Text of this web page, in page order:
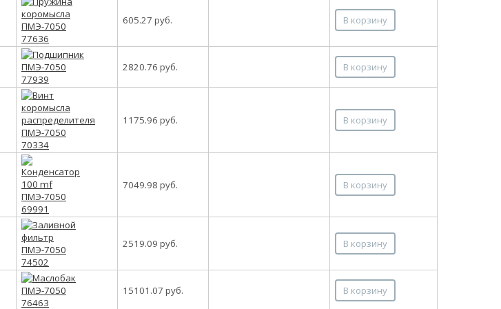
605.27 руб. В корзину
2820.76 руб. В корзину
1175.96 руб. В корзину
7049.98 руб. В корзину
2519.09 руб. В корзину
15101.07 руб. В корзину